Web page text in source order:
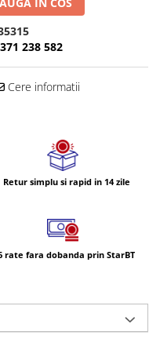
238 582
Cere informatii
Retur simplu si rapid in 14 zile
rate fara dobanda prin StarBT